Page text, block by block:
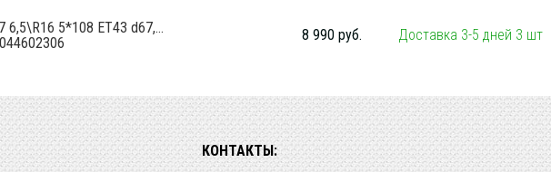
6,5\R16 5*108 ET43 d67,...
8 990 руб. Доставка 3-5 дней 3 шт
КОНТАКТЫ: